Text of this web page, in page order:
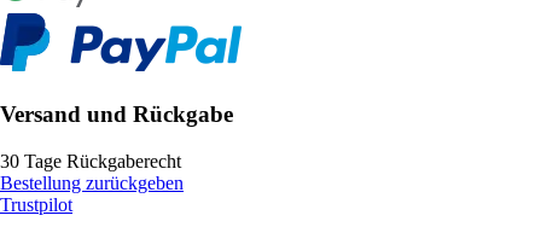
Versand und Rückgabe
30 Tage Rückgaberecht
Bestellung zurückgeben
Trustpilot